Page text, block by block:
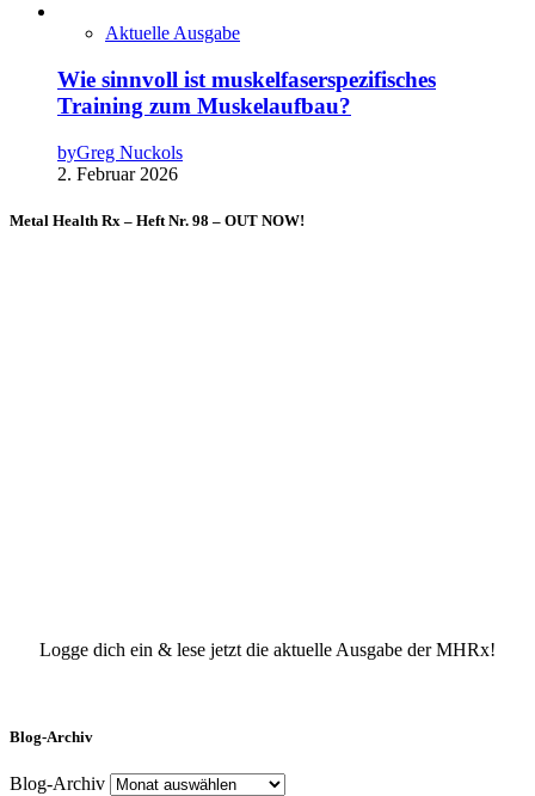
Aktuelle Ausgabe
Wie sinnvoll ist muskelfaserspezifisches
Training zum Muskelaufbau?
byGreg Nuckols
2. Februar 2026
Metal Health Rx – Heft Nr. 98 – OUT NOW!
Logge dich ein & lese jetzt die aktuelle Ausgabe der MHRx!
Blog-Archiv
Blog-Archiv